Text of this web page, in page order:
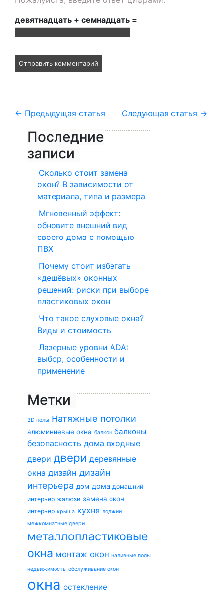
девятнадцать + семнадцать =
← Предыдущая статья Следующая статья →
Последние
записи
Сколько стоит замена
окон? В зависимости от
материала, типа и размера
Мгновенный эффект:
обновите внешний вид
своего дома с помощью
ПВХ
Почему стоит избегать
«дешёвых» оконных
решений: риски при выборе
пластиковых окон
Что такое слуховые окна?
Виды и стоимость
Лазерные уровни ADA:
выбор, особенности и
применение
Метки
3D полы Натяжные потолки
алюминиевые окна балкон балконы
безопасность дома входные
двери двери деревянные
окна дизайн дизайн
интерьера дом дома домашний
интерьер жалюзи замена окон
интерьер крыша кухня лоджии
межкомнатные двери
металлопластиковые
окна монтаж окон наливные полы
недвижимость обслуживание окон
окна остекление